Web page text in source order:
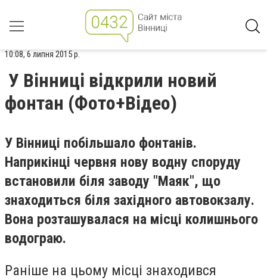
10:08, 6 липня 2015 р.
У Вінниці відкрили новий
фонтан (Фото+Відео)
У Вінниці побільшало фонтанів.
Наприкінці червня нову водну споруду
встановили біля заводу "Маяк", що
знаходиться біля західного автовокзалу.
Вона розташувалася на місці колишнього
водограю.
Раніше на цьому місці знаходився